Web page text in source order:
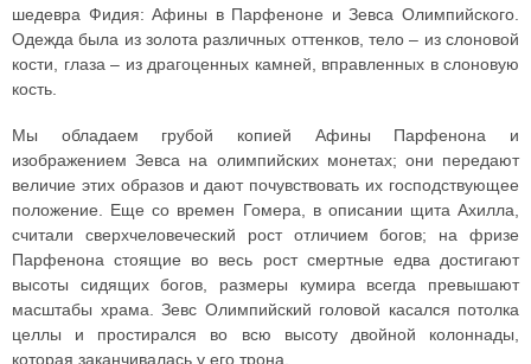
шедевра Фидия: Афины в Парфеноне и Зевса Олимпийского.
Одежда была из золота различных оттенков, тело – из слоновой
кости, глаза – из драгоценных камней, вправленных в слоновую
кость.
Мы обладаем грубой копией Афины Парфенона и
изображением Зевса на олимпийских монетах; они передают
величие этих образов и дают почувствовать их господствующее
положение. Еще со времен Гомера, в описании щита Ахилла,
считали сверхчеловеческий рост отличием богов; на фризе
Парфенона стоящие во весь рост смертные едва достигают
высоты сидящих богов, размеры кумира всегда превышают
масштабы храма. Зевс Олимпийский головой касался потолка
целлы и простирался во всю высоту двойной колоннады,
которая заканчивалась у его трона.